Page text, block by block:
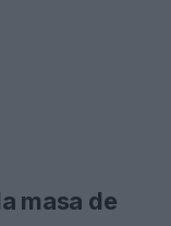
masa de